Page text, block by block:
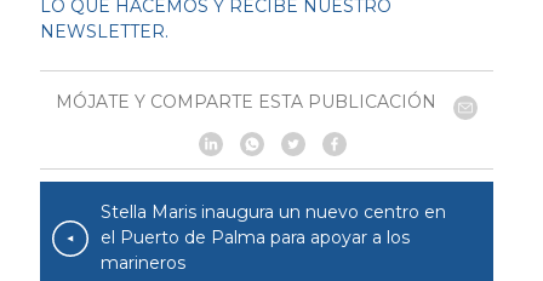
LO QUE HACEMOS Y RECIBE NUESTRO
NEWSLETTER.
MÓJATE Y COMPARTE ESTA PUBLICACIÓN
Stella Maris inaugura un nuevo centro en
el Puerto de Palma para apoyar a los
marineros